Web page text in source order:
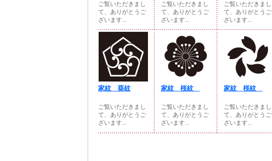
ご覧いただきまし
て、ありがとうご
ざいます...
ご覧いただきまし
て、ありがとうご
ざいます...
ご覧いただきまし
て、ありがとうご
ざいます...
家紋 葵紋
ご覧いただきまし
て、ありがとうご
ざいます...
家紋 桜紋
ご覧いただきまし
て、ありがとうご
ざいます...
家紋 桜紋
ご覧いただきまし
て、ありがとうご
ざいます...